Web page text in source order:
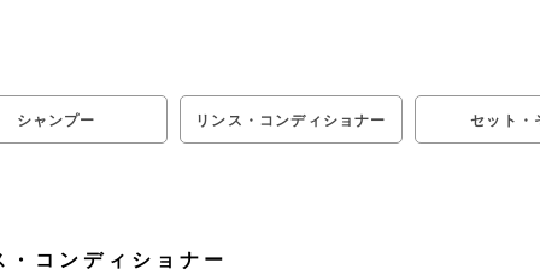
シャンプー リンス・コンディショナー セット・
・コンディショナー